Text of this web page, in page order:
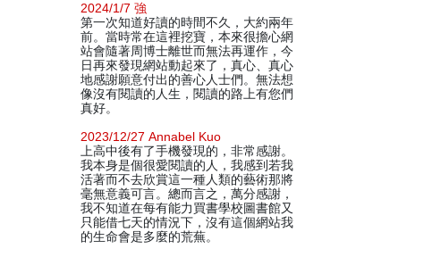
2024/1/7 強
第一次知道好讀的時間不久，大約兩年
前。當時常在這裡挖寶，本來很擔心網
站會隨著周博士離世而無法再運作，今
日再來發現網站動起來了，真心、真心
地感謝願意付出的善心人士們。無法想
像沒有閱讀的人生，閱讀的路上有您們
真好。
2023/12/27 Annabel Kuo
上高中後有了手機發現的，非常感謝。
我本身是個很愛閱讀的人，我感到若我
活著而不去欣賞這一種人類的藝術那將
毫無意義可言。總而言之，萬分感謝，
我不知道在每有能力買書學校圖書館又
只能借七天的情況下，沒有這個網站我
的生命會是多麼的荒蕪。